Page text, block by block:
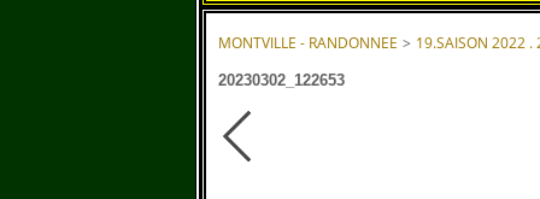
MONTVILLE - RANDONNEE > 19.SAISON 2022 .
20230302_122653